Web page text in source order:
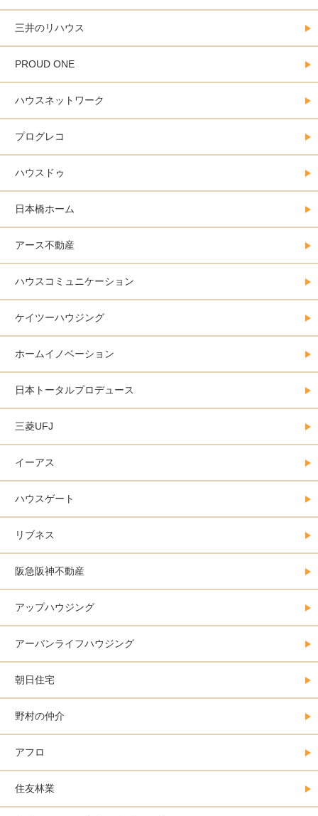
三井のリハウス
PROUD ONE
ハウスネットワーク
プログレコ
ハウスドゥ
日本橋ホーム
アース不動産
ハウスコミュニケーション
ケイツーハウジング
ホームイノベーション
日本トータルプロデュース
三菱UFJ
イーアス
ハウスゲート
リブネス
阪急阪神不動産
アップハウジング
アーバンライフハウジング
朝日住宅
野村の仲介
アフロ
住友林業